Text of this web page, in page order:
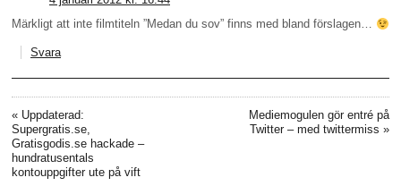
Märkligt att inte filmtiteln ”Medan du sov” finns med bland förslagen…
Svara
« Uppdaterad:
Supergratis.se,
Gratisgodis.se hackade –
hundratusentals
kontouppgifter ute på vift
Mediemogulen gör entré på
Twitter – med twittermiss »